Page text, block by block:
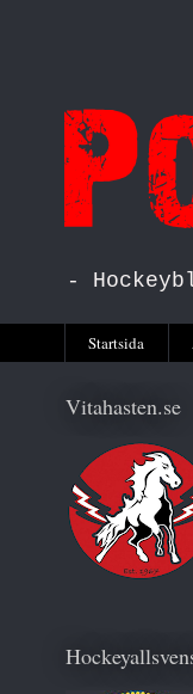
-
Startsida
Vitahasten.se